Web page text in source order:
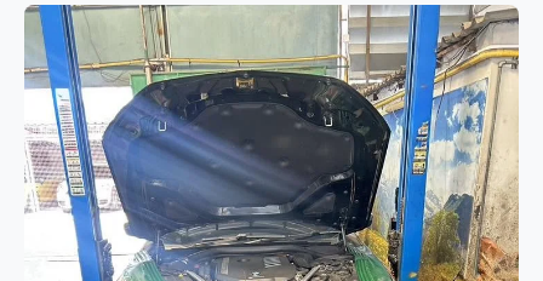
เครื่องยนต์
BMW 320i E90 โอเวอร์ฮอล
เครื่องยนต์ N46 แก้ปัญหาอาการกิน
น้ำมันเครื่องและควันขาว
BMW 320i